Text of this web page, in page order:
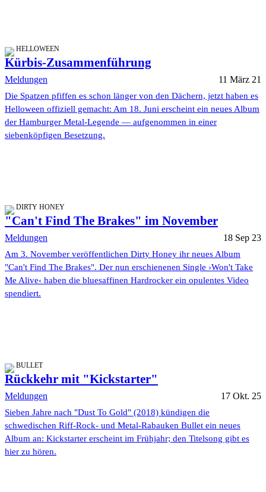
HELLOWEEN
Kürbis-Zusammenführung
Meldungen 11 März 21
Die Spatzen pfiffen es schon länger von den Dächern, jetzt haben es
Helloween offiziell gemacht: Am 18. Juni erscheint ein neues Album
der Hamburger Metal-Legende — aufgenommen in einer
siebenköpfigen Besetzung.
DIRTY HONEY
"Can't Find The Brakes" im November
Meldungen 18 Sep 23
Am 3. November veröffentlichen Dirty Honey ihr neues Album
"Can't Find The Brakes". Der nun erschienenen Single ›Won't Take
Me Alive‹ haben die bluesaffinen Hardrocker ein opulentes Video
spendiert.
BULLET
Rückkehr mit "Kickstarter"
Meldungen 17 Okt. 25
Sieben Jahre nach "Dust To Gold" (2018) kündigen die
schwedischen Riff-Rock- und Metal-Rabauken Bullet ein neues
Album an: Kickstarter erscheint im Frühjahr; den Titelsong gibt es
hier zu hören.